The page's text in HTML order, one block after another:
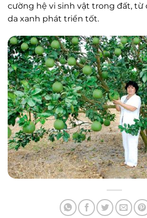
cường hệ vi sinh vật trong đất, từ
da xanh phát triển tốt.